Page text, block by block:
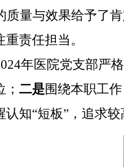
质量与效果给予了肯
责任担当。
024年医院党支部严
二是围绕本职工
认知“短板”，追求较